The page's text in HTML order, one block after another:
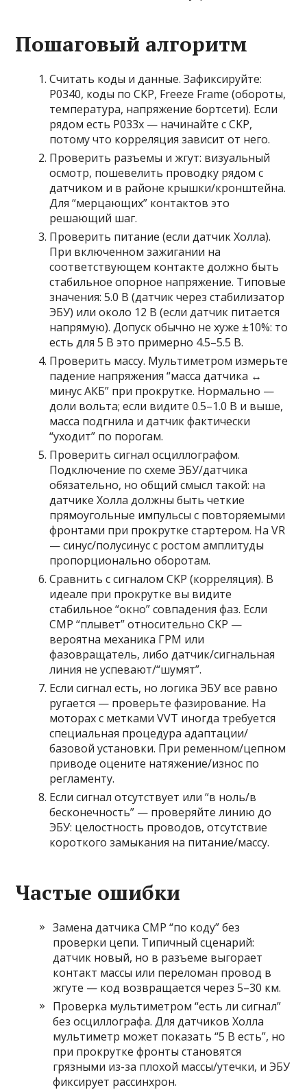
Пошаговый алгоритм
Считать коды и данные. Зафиксируйте:
P0340, коды по CKP, Freeze Frame (обороты,
температура, напряжение бортсети). Если
рядом есть P033x — начинайте с CKP,
потому что корреляция зависит от него.
Проверить разъемы и жгут: визуальный
осмотр, пошевелить проводку рядом с
датчиком и в районе крышки/кронштейна.
Для “мерцающих” контактов это
решающий шаг.
Проверить питание (если датчик Холла).
При включенном зажигании на
соответствующем контакте должно быть
стабильное опорное напряжение. Типовые
значения: 5.0 В (датчик через стабилизатор
ЭБУ) или около 12 В (если датчик питается
напрямую). Допуск обычно не хуже ±10%: то
есть для 5 В это примерно 4.5–5.5 В.
Проверить массу. Мультиметром измерьте
падение напряжения “масса датчика ↔
минус АКБ” при прокрутке. Нормально —
доли вольта; если видите 0.5–1.0 В и выше,
масса подгнила и датчик фактически
“уходит” по порогам.
Проверить сигнал осциллографом.
Подключение по схеме ЭБУ/датчика
обязательно, но общий смысл такой: на
датчике Холла должны быть четкие
прямоугольные импульсы с повторяемыми
фронтами при прокрутке стартером. На VR
— синус/полусинус с ростом амплитуды
пропорционально оборотам.
Сравнить с сигналом CKP (корреляция). В
идеале при прокрутке вы видите
стабильное “окно” совпадения фаз. Если
CMP “плывет” относительно CKP —
вероятна механика ГРМ или
фазовращатель, либо датчик/сигнальная
линия не успевают/“шумят”.
Если сигнал есть, но логика ЭБУ все равно
ругается — проверьте фазирование. На
моторах с метками VVT иногда требуется
специальная процедура адаптации/
базовой установки. При ременном/цепном
приводе оцените натяжение/износ по
регламенту.
Если сигнал отсутствует или “в ноль/в
бесконечность” — проверяйте линию до
ЭБУ: целостность проводов, отсутствие
короткого замыкания на питание/массу.
Частые ошибки
Замена датчика CMP “по коду” без
проверки цепи. Типичный сценарий:
датчик новый, но в разъеме выгорает
контакт массы или переломан провод в
жгуте — код возвращается через 5–30 км.
Проверка мультиметром “есть ли сигнал”
без осциллографа. Для датчиков Холла
мультиметр может показать “5 В есть”, но
при прокрутке фронты становятся
грязными из-за плохой массы/утечки, и ЭБУ
фиксирует рассинхрон.